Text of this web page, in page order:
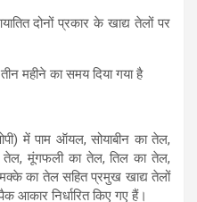
दोनों प्रकार के खाद्य तेलों पर
महीने का समय दिया गया है
में पाम ऑयल, सोयाबीन का तेल,
मूंगफली का तेल, तिल का तेल,
का तेल सहित प्रमुख खाद्य तेलों
आकार निर्धारित किए गए हैं।